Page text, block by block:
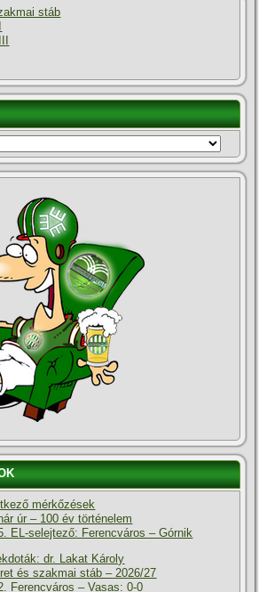
stáb
mérkőzések
úr – 100 év történelem
EL-selejtező: Ferencváros – Górnik
dr. Lakat Károly
és szakmai stáb – 2026/27
Ferencváros – Vasas: 0-0